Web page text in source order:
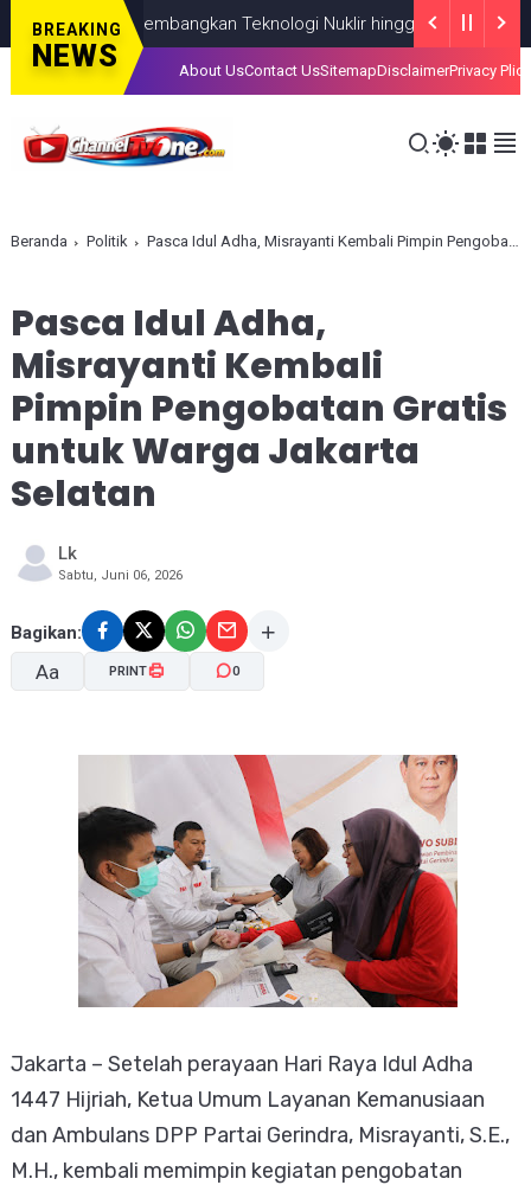
BREAKING
NEWS
Fokus Kembangkan Teknologi Nuklir hingga AI NASIONAL
About UsContact UsSitemapDisclaimerPrivacy Plice
Beranda Politik Pasca Idul Adha, Misrayanti Kembali Pimpin Pengobatan Gratis untuk Warga Jakarta Selatan
Pasca Idul Adha,
Misrayanti Kembali
Pimpin Pengobatan Gratis
untuk Warga Jakarta
Selatan
Lk
Sabtu, Juni 06, 2026
Bagikan:
Aa
A+
PRINT 0
Jakarta – Setelah perayaan Hari Raya Idul Adha
1447 Hijriah, Ketua Umum Layanan Kemanusiaan
dan Ambulans DPP Partai Gerindra, Misrayanti, S.E.,
M.H., kembali memimpin kegiatan pengobatan